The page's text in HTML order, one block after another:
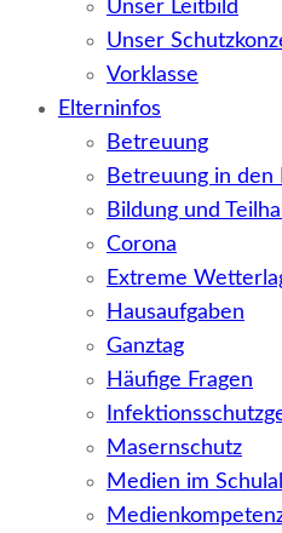
Unser Leitbild
Unser
Vorklasse
Elterninfos
Betreuung
Betreuung in den
Bildung und
Corona
Extreme
Hausaufgaben
Ganztag
Häufige Fragen
Masernschutz
Medien im